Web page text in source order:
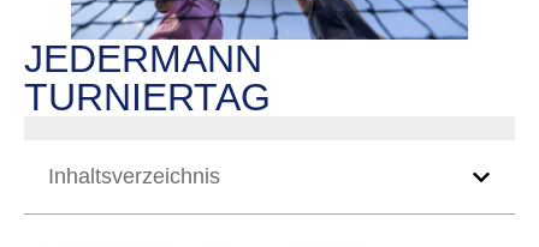
JEDERMANN
TURNIERTAG
Inhaltsverzeichnis